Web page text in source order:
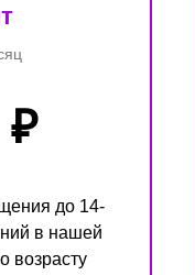
₽
до 14-
в нашей
возрасту